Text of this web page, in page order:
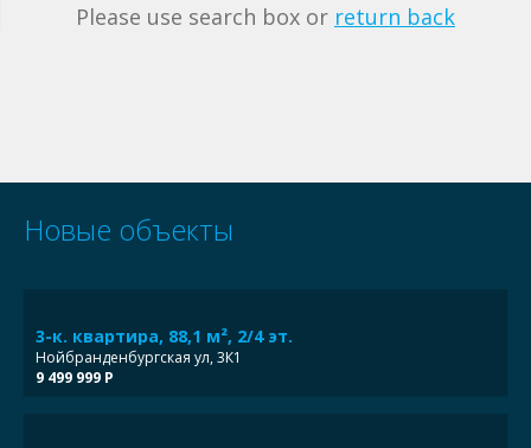
Please use search box or return back
Новые объекты
3-к. квартира, 88,1 м², 2/4 эт.
Нойбранденбургская ул, 3К1
9 499 999 Р